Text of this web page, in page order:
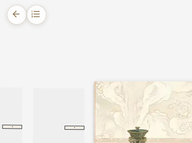
arrow_back format_list_numbered
自上而下的劳作本分
天子的日常
语下
· 鲁语下
·